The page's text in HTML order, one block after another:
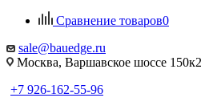
Сравнение товаров0
sale@bauedge.ru
Москва, Варшавское шоссе 150к2
+7 926-162-55-96